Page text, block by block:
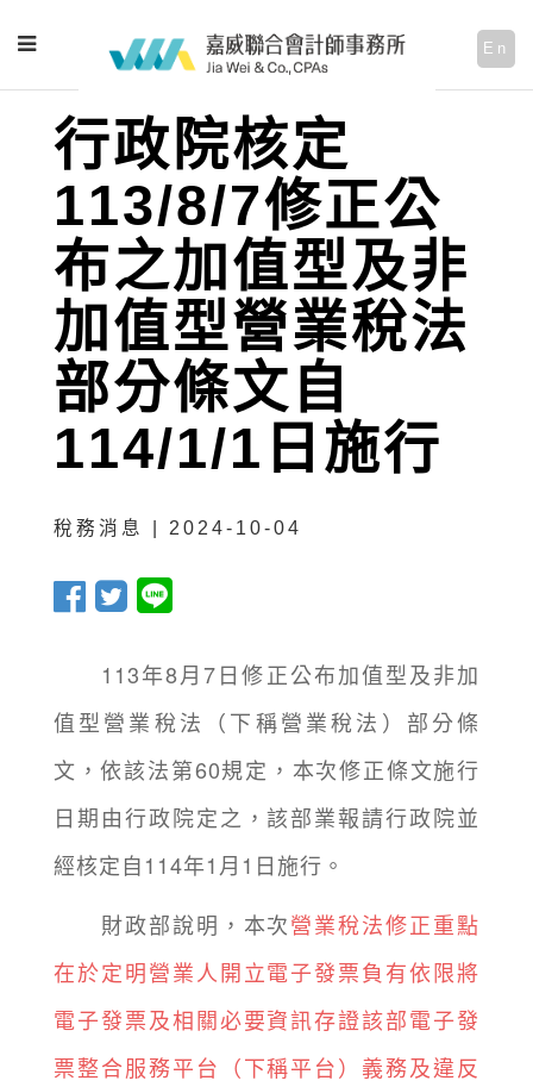
En
行政院核定
113/8/7修正公
布之加值型及非
加值型營業稅法
部分條文自
114/1/1日施行
稅務消息 | 2024-10-04
113年8月7日修正公布加值型及非加
值型營業稅法（下稱營業稅法）部分條
文，依該法第60規定，本次修正條文施行
日期由行政院定之，該部業報請行政院並
經核定自114年1月1日施行。
財政部說明，本次營業稅法修正重點
在於定明營業人開立電子發票負有依限將
電子發票及相關必要資訊存證該部電子發
票整合服務平台（下稱平台）義務及違反